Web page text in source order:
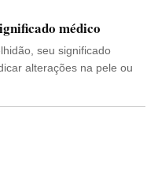
médico
seu significado
alterações na pele ou